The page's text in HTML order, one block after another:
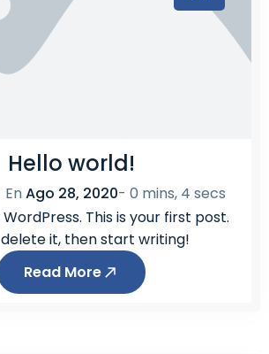
Hello world!
EnAgo 28, 2020- 0 mins, 4 secs
This is your first post.
it, then start writing!
Read More